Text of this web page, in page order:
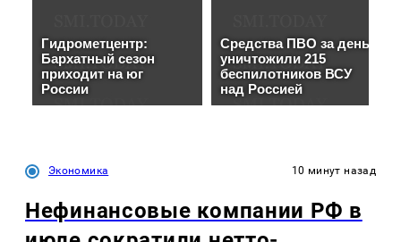
Экономика 10 минут назад
Нефинансовые компании РФ в